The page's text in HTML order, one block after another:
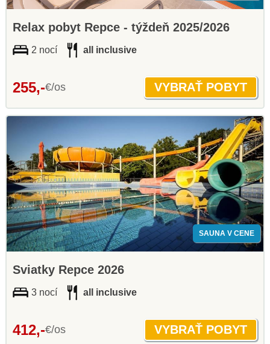
Relax pobyt Repce - týždeň 2025/2026
2 nocí all inclusive
255,-€/os
SAUNA V CENE
Sviatky Repce 2026
3 nocí all inclusive
412,-€/os